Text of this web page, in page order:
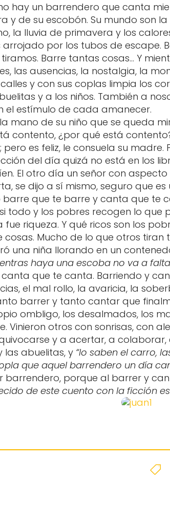
hay un barrendero que canta
y de su escobón. Su mundo son
la lluvia de primavera y los
por los tubos de escape.
Barre tantas cosas… Y
las ausencias, la nostalgia, la
y con sus coplas limpia los
y a los niños. También a
el estímulo de cada amanecer.
mano de su niño que se queda
contento, ¿por qué está
es feliz, le consuela su
del día quizá no está en los
El otro día un señor con
se dijo a sí mismo, seguro que
barre que te barre y canta que te
todo y los pobres recogen lo que
fue riqueza. Y qué ricos son los
cosas. Mucho de lo que otros
una niña llorando en un
haya una escoba no va a
que te canta. Barriendo y
el mal rollo, la avaricia, la
barrer y tanto cantar que
ombligo, los desalmados, los
Vinieron otros con sonrisas, con
y a acertar, a
las abuelitas, y “lo saben el carro,
que aquel barrendero un día
barrendero, porque al barrer y
de este cuento con la ficción
